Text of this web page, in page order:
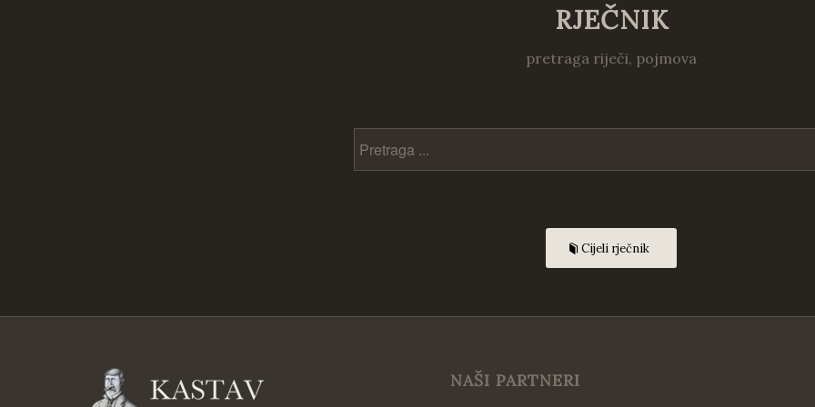
RJEČNIK
pretraga riječi, pojmova
Cijeli rječnik
NAŠI PARTNERI